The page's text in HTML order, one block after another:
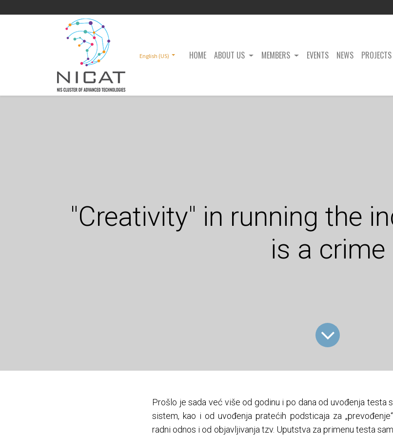
English (US) HOME ABOUT US MEMBERS EVENTS NEWS PROJECTS
"Creativity" in running the
is a crime
Prošlo je sada već više od godinu i po dana od uvođenja testa
sistem, kao i od uvođenja pratećih podsticaja za
radni odnos i od objavljivanja tzv. Uputstva za primenu testa